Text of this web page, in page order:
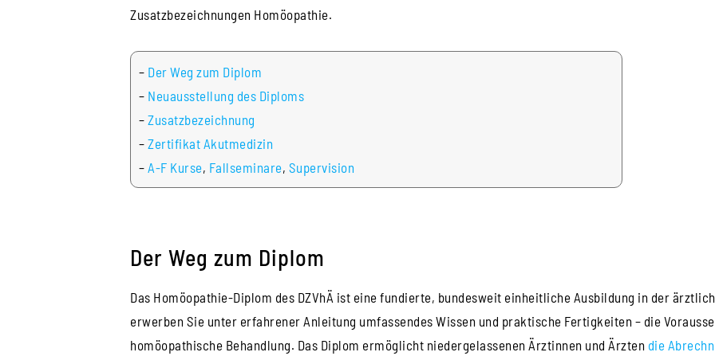
Zusatzbezeichnungen Homöopathie.
– Der Weg zum Diplom
– Neuausstellung des Diploms
–Zusatzbezeichnung
–Zertifikat Akutmedizin
– A-F Kurse, Fallseminare, Supervision
Der Weg zum Diplom
Das Homöopathie-Diplom des DZVhÄ ist eine fundierte, bundesweit einheitliche Ausbildung in der
erwerben Sie unter erfahrener Anleitung umfassendes Wissen und praktische Fertigkeiten – die
homöopathische Behandlung. Das Diplom ermöglicht niedergelassenen Ärztinnen und Ärzten die